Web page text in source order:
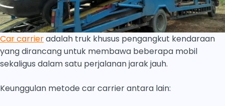
Car carrieradalah truk khusus pengangkut kendaraan
yang dirancang untuk membawa beberapa mobil
sekaligus dalam satu perjalanan jarak jauh.
Keunggulan metode car carrier antara lain: